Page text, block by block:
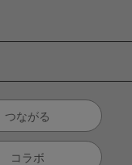
つながる
コラボ